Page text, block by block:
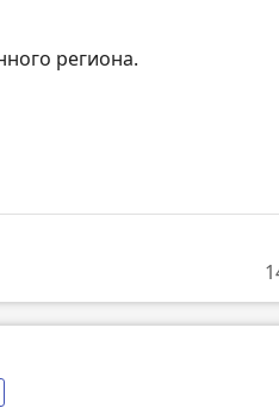
региона.